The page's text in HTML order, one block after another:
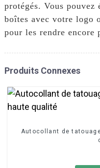
protégés. Vous pouvez
boîtes avec votre logo
pour les rendre encore
Produits Connexes
Autocollant de